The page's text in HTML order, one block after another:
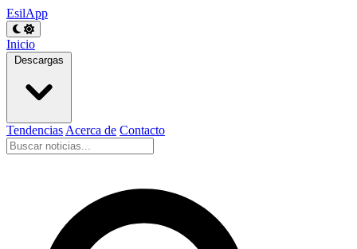
EsilApp
Inicio
Descargas
Tendencias Acerca de Contacto